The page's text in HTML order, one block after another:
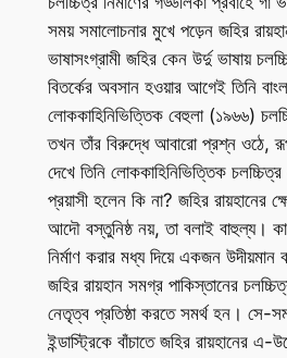
সময় সমালোচনার মুখে পড়েন জহির
ভাষাসংগ্রামী জহির কেন উর্দু ভাষায়
বিতর্কের অবসান হওয়ার আগেই তিনি
লোককাহিনিভিত্তিক বেহুলা (১৯৬৬)
তখন তাঁর বিরুদ্ধে আবারো প্রশ্ন ওঠে,
দেখে তিনি লোককাহিনিভিত্তিক চলচ্চিত্র
প্রয়াসী হলেন কি না? জহির রায়হানের
আদৌ বস্তুনিষ্ঠ নয়, তা বলাই বাহুল্য।
নির্মাণ করার মধ্য দিয়ে একজন উদীয়মান
জহির রায়হান সমগ্র পাকিস্তানের
নেতৃত্ব প্রতিষ্ঠা করতে সমর্থ হন। সে-
ইন্ডাস্ট্রিকে বাঁচাতে জহির রায়হানের